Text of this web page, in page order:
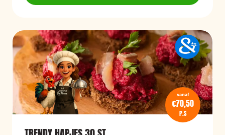
vanaf
€70,50
P.S